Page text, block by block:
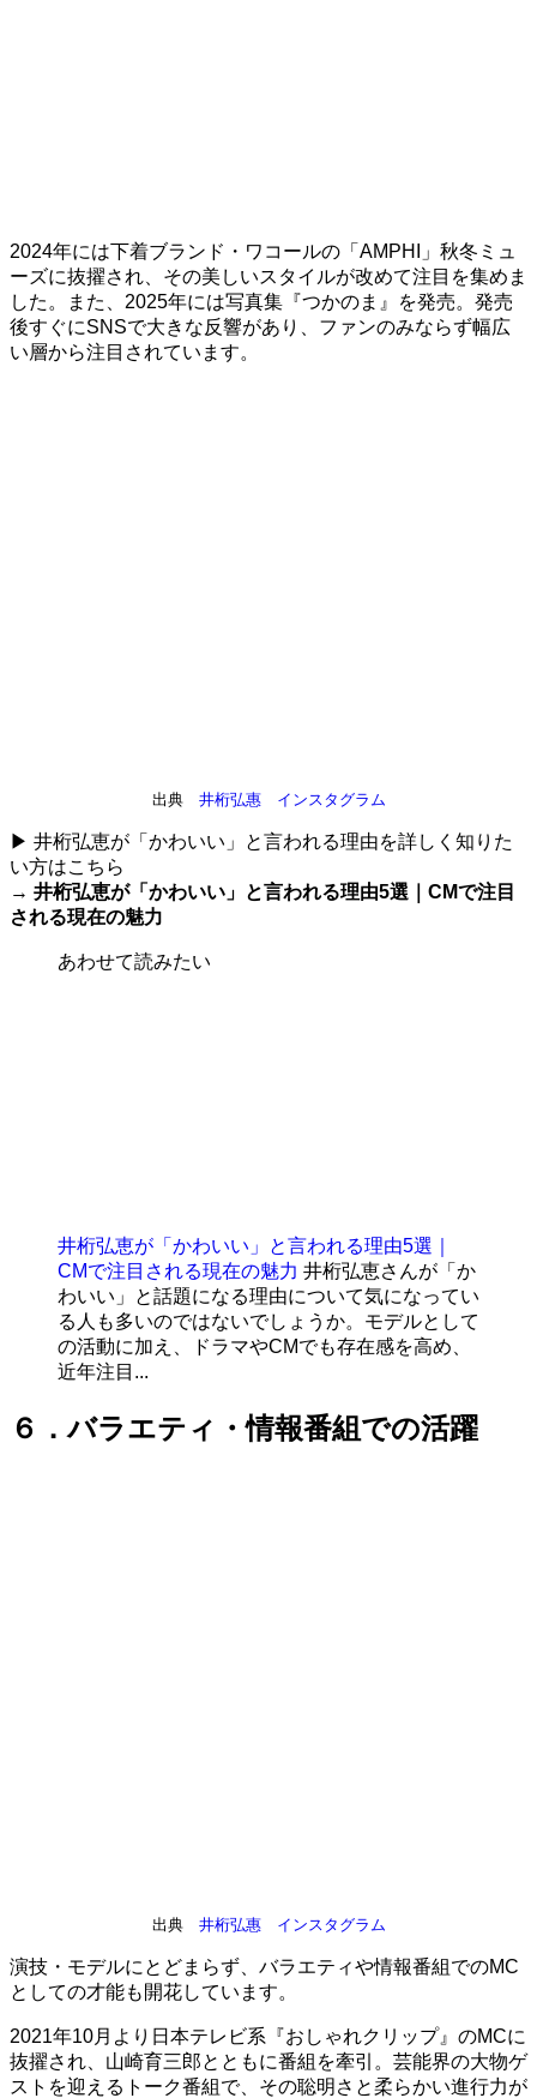
2024年には下着ブランド・ワコールの「AMPHI」秋冬ミュ
ーズに抜擢され、その美しいスタイルが改めて注目を集めま
した。また、2025年には写真集『つかのま』を発売。発売
後すぐにSNSで大きな反響があり、ファンのみならず幅広
い層から注目されています。
出典 井桁弘惠 インスタグラム
▶ 井桁弘恵が「かわいい」と言われる理由を詳しく知りた
い方はこちら
→ 井桁弘恵が「かわいい」と言われる理由5選｜CMで注目
される現在の魅力
あわせて読みたい
井桁弘恵が「かわいい」と言われる理由5選｜
CMで注目される現在の魅力 井桁弘恵さんが「か
わいい」と話題になる理由について気になってい
る人も多いのではないでしょうか。モデルとして
の活動に加え、ドラマやCMでも存在感を高め、
近年注目...
６．バラエティ・情報番組での活躍
出典 井桁弘惠 インスタグラム
演技・モデルにとどまらず、バラエティや情報番組でのMC
としての才能も開花しています。
2021年10月より日本テレビ系『おしゃれクリップ』のMCに
抜擢され、山崎育三郎とともに番組を牽引。芸能界の大物ゲ
ストを迎えるトーク番組で、その聡明さと柔らかい進行力が